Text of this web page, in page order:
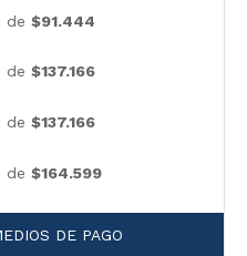
de$91.444
de$137.166
de$137.166
de$164.599
DE PAGO